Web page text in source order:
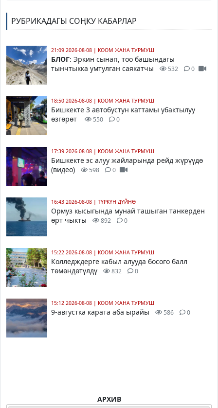
РУБРИКАДАГЫ СОҢКУ КАБАРЛАР
21:09 2026-08-08 | КООМ ЖАНА ТУРМУШ
БЛОГ: Эркин сынап, тоо башындагы
тынчтыкка умтулган саякатчы
532 0
18:50 2026-08-08 | КООМ ЖАНА ТУРМУШ
Бишкекте 3 автобустун каттамы убактылуу
өзгөрөт
550 0
17:39 2026-08-08 | КООМ ЖАНА ТУРМУШ
Бишкекте эс алуу жайларында рейд жүрүүдө
(видео)
598 0
16:43 2026-08-08 | ТҮРКҮН ДҮЙНӨ
Ормуз кысыгында мунай ташыган танкерден
өрт чыкты
892 0
15:22 2026-08-08 | КООМ ЖАНА ТУРМУШ
Колледждерге кабыл алууда босого балл
төмөндөтүлдү
832 0
15:12 2026-08-08 | КООМ ЖАНА ТУРМУШ
9-августка карата аба ырайы 586 0
АРХИВ